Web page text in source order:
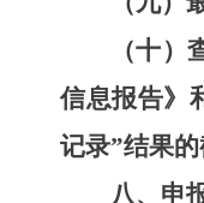
（十）
信息报告》
记录”结果的
八、申